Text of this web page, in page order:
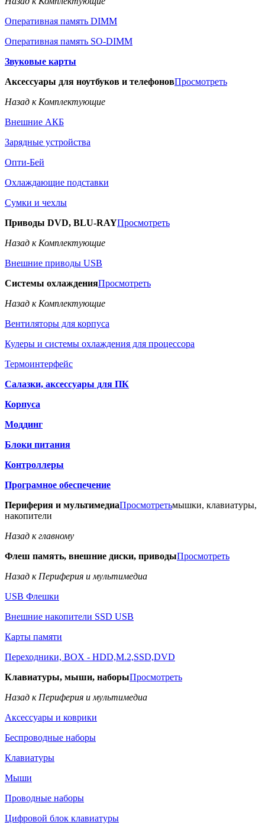
Оперативная память DIMM
Оперативная память SO-DIMM
Звуковые карты
Аксессуары для ноутбуков и телефоновПросмотреть
Назад к Комплектующие
Внешние АКБ
Зарядные устройства
Опти-Бей
Охлаждающие подставки
Сумки и чехлы
Приводы DVD, BLU-RAYПросмотреть
Назад к Комплектующие
Внешние приводы USB
Системы охлажденияПросмотреть
Назад к Комплектующие
Вентиляторы для корпуса
Кулеры и системы охлаждения для процессора
Термоинтерфейс
Салазки, аксессуары для ПК
Корпуса
Моддинг
Блоки питания
Контроллеры
Програмное обеспечение
Периферия и мультимедиаПросмотретьмышки, клавиатуры,
накопители
Назад к главному
Флеш память, внешние диски, приводыПросмотреть
Назад к Периферия и мультимедиа
USB Флешки
Внешние накопители SSD USB
Карты памяти
Переходники, BOX - HDD,M.2,SSD,DVD
Клавиатуры, мыши, наборыПросмотреть
Назад к Периферия и мультимедиа
Аксессуары и коврики
Беспроводные наборы
Клавиатуры
Мыши
Проводные наборы
Цифровой блок клавиатуры